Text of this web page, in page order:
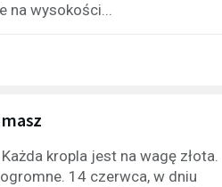
na wysokości...
kropla jest na wagę złota.
14 czerwca, w dniu